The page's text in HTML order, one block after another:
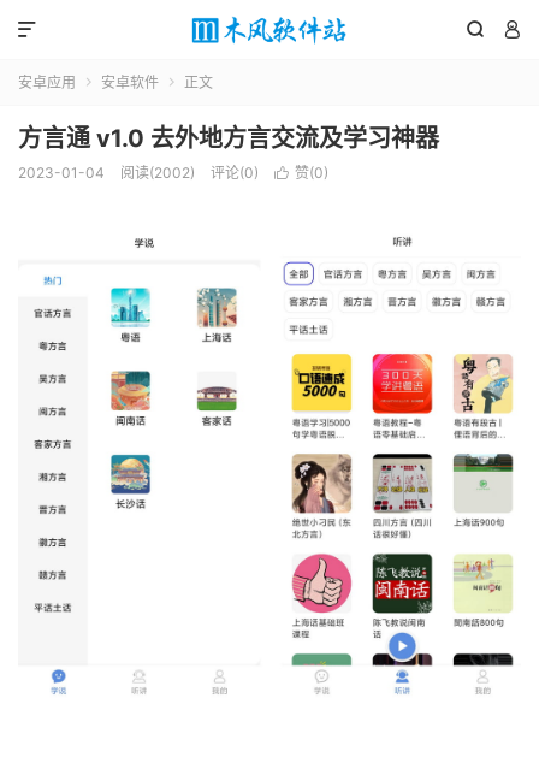
 

安卓应用  安卓软件  正文
方言通 v1.0 去外地方言交流及学习神器
2023-01-04 阅读(2002) 评论(0)  赞(0)